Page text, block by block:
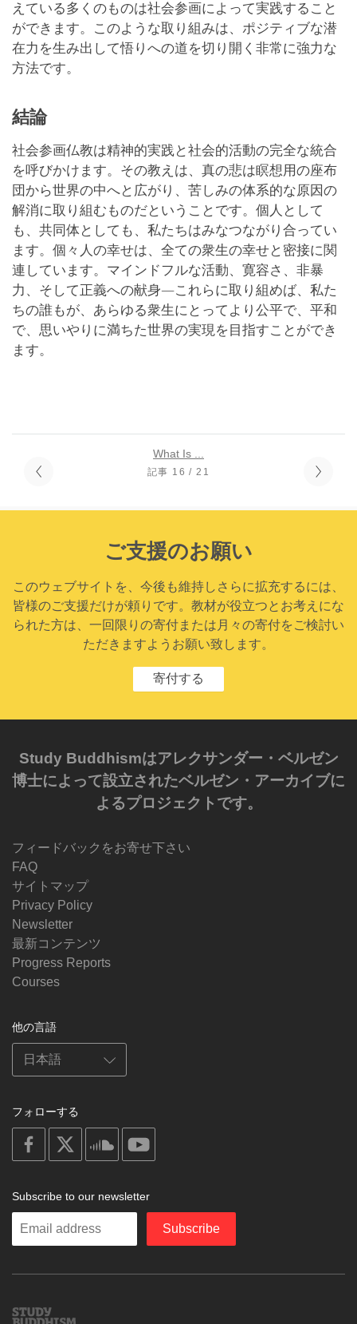
えている多くのものは社会参画によって実践すること
ができます。このような取り組みは、ポジティブな潜
在力を生み出して悟りへの道を切り開く非常に強力な
方法です。
結論
社会参画仏教は精神的実践と社会的活動の完全な統合
を呼びかけます。その教えは、真の悲は瞑想用の座布
団から世界の中へと広がり、苦しみの体系的な原因の
解消に取り組むものだということです。個人として
も、共同体としても、私たちはみなつながり合ってい
ます。個々人の幸せは、全ての衆生の幸せと密接に関
連しています。マインドフルな活動、寛容さ、非暴
力、そして正義への献身―これらに取り組めば、私た
ちの誰もが、あらゆる衆生にとってより公平で、平和
で、思いやりに満ちた世界の実現を目指すことができ
ます。
What Is ...
記事 16 / 21
ご支援のお願い
このウェブサイトを、今後も維持しさらに拡充するには、
皆様のご支援だけが頼りです。教材が役立つとお考えにな
られた方は、一回限りの寄付または月々の寄付をご検討い
ただきますようお願い致します。
寄付する
Study Buddhismはアレクサンダー・ベルゼン
博士によって設立されたベルゼン・アーカイブに
よるプロジェクトです。
フィードバックをお寄せ下さい
FAQ
サイトマップ
Privacy Policy
Newsletter
最新コンテンツ
Progress Reports
Courses
他の言語
フォローする
on
facebook
soundcloud
Subscribe to our newsletter
Enter
Subscribe
Study